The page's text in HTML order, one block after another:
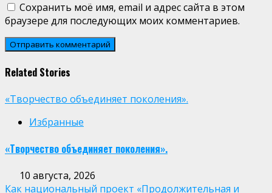
Сохранить моё имя, email и адрес сайта в этом
браузере для последующих моих комментариев.
Related Stories
«Творчество объединяет поколения».
Избранные
«Творчество объединяет поколения».
10 августа, 2026
Как национальный проект «Продолжительная и